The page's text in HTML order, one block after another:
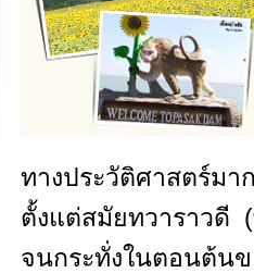
ทางประวัติศาสตร์มา
ตั้งแต่สมัยทวาราวดี
จนกระทั่งในตอนต้